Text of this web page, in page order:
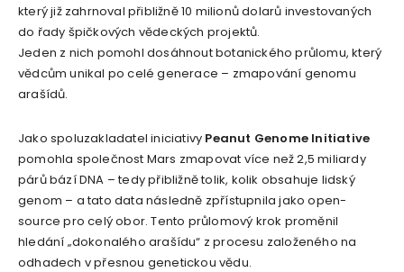
který již zahrnoval přibližně 10 milionů dolarů investovaných
do řady špičkových vědeckých projektů.
Jeden z nich pomohl dosáhnout botanického průlomu, který
vědcům unikal po celé generace – zmapování genomu
arašídů.
Jako spoluzakladatel iniciativy Peanut Genome Initiative
pomohla společnost Mars zmapovat více než 2,5 miliardy
párů bází DNA – tedy přibližně tolik, kolik obsahuje lidský
genom – a tato data následně zpřístupnila jako open-
source pro celý obor. Tento průlomový krok proměnil
hledání „dokonalého arašídu“ z procesu založeného na
odhadech v přesnou genetickou vědu.